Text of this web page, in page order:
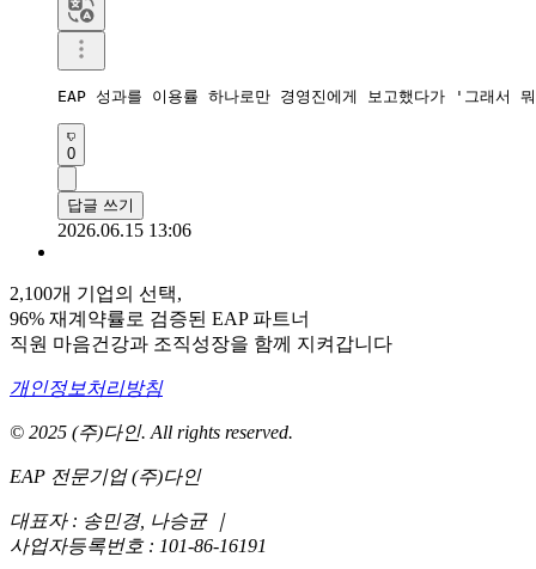
EAP 성과를 이용률 하나로만 경영진에게 보고했다가 '그래
0
답글 쓰기
2026.06.15 13:06
2,100개 기업의 선택,
96% 재계약률로 검증된 EAP 파트너
직원 마음건강과 조직성장을 함께 지켜갑니다
개인정보처리방침
© 2025 (주)다인. All rights reserved.
EAP 전문기업 (주)다인
대표자 : 송민경, 나승균 ｜
사업자등록번호 : 101-86-16191